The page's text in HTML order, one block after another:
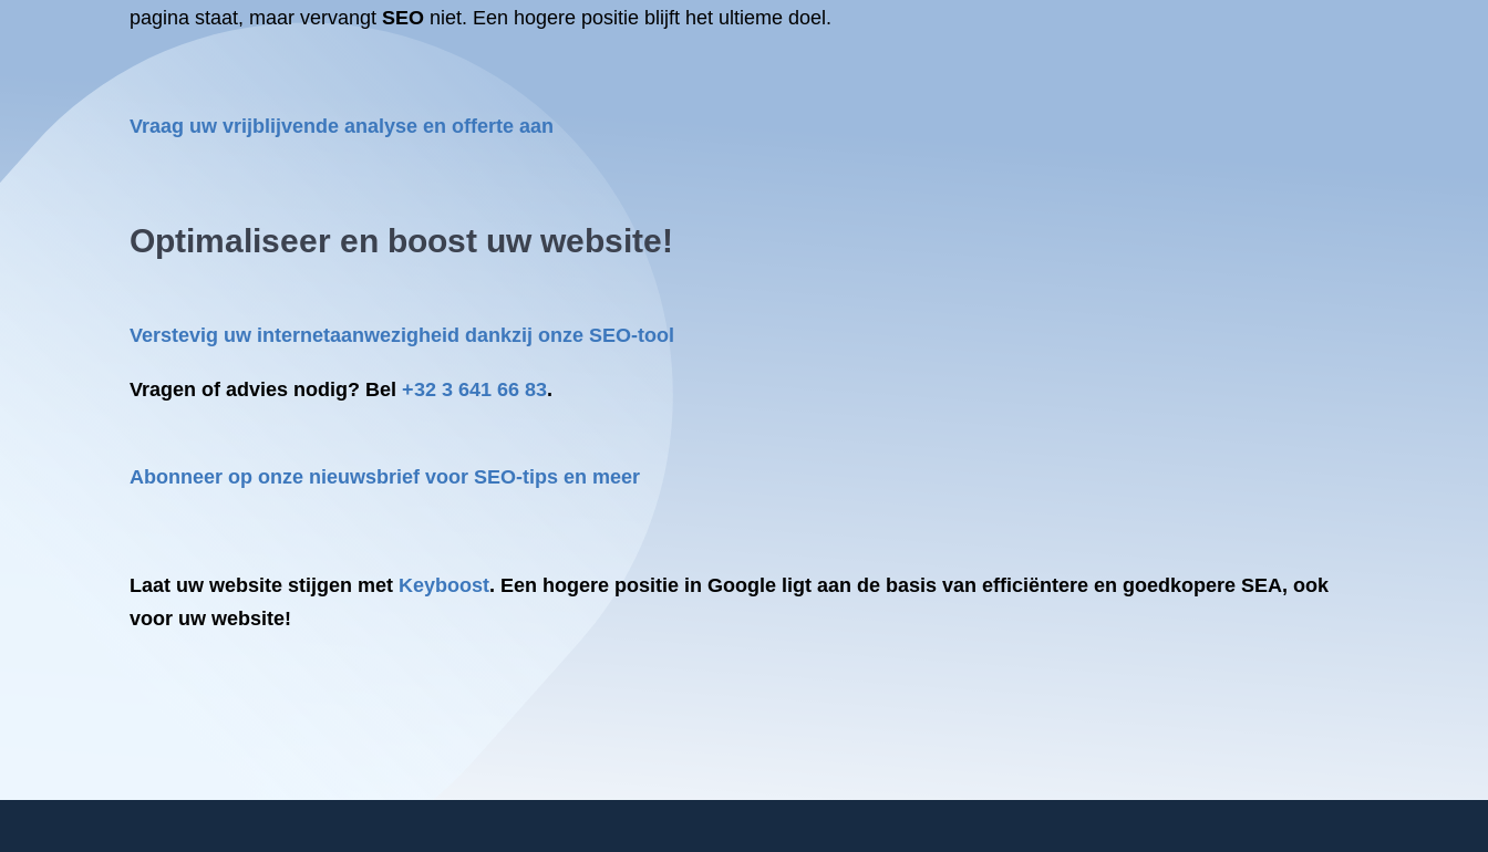
pagina staat, maar vervangt SEO niet. Een hogere positie blijft het ultieme doel.
Vraag uw vrijblijvende analyse en offerte aan
Optimaliseer en boost uw website!
Verstevig uw internetaanwezigheid dankzij onze SEO-tool
Vragen of advies nodig? Bel +32 3 641 66 83.
Abonneer op onze nieuwsbrief voor SEO-tips en meer
Laat uw website stijgen met Keyboost. Een hogere positie in Google ligt aan de basis van efficiëntere en goedkopere SEA, ook
voor uw website!